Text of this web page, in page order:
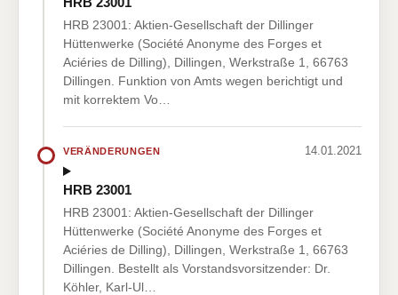
HRB 23001: Aktien-Gesellschaft der Dillinger
Hüttenwerke (Société Anonyme des Forges et
Aciéries de Dilling), Dillingen, Werkstraße 1, 66763
Dillingen. Funktion von Amts wegen berichtigt und
mit korrektem Vo…
VERÄNDERUNGEN 14.01.2021
HRB 23001
HRB 23001: Aktien-Gesellschaft der Dillinger
Hüttenwerke (Société Anonyme des Forges et
Aciéries de Dilling), Dillingen, Werkstraße 1, 66763
Dillingen. Bestellt als Vorstandsvorsitzender: Dr.
Köhler, Karl-Ul…